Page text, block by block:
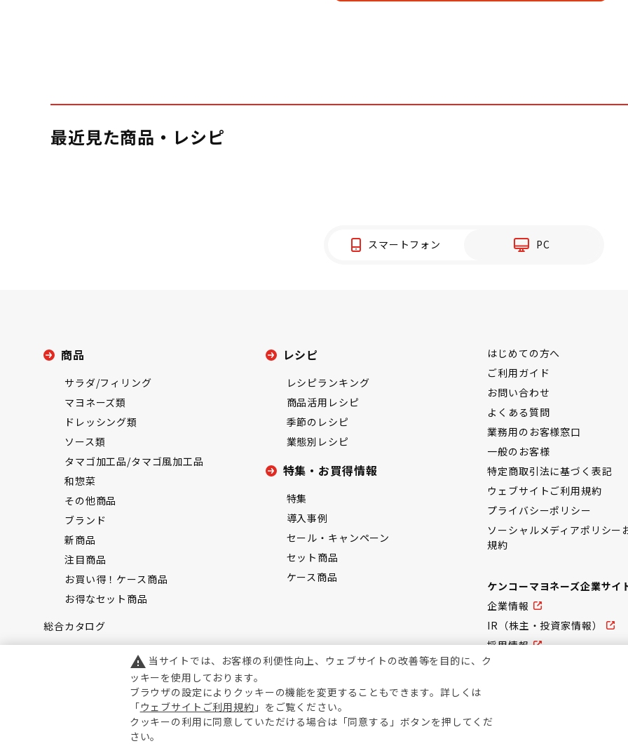
最近見た商品・レシピ
スマートフォン PC
商品
サラダ/フィリング
マヨネーズ類
ドレッシング類
ソース類
タマゴ加工品/タマゴ風加工品
和惣菜
その他商品
ブランド
新商品
注目商品
お買い得！ケース商品
お得なセット商品
総合カタログ
レシピ
レシピランキング
商品活用レシピ
季節のレシピ
業態別レシピ
特集・お買得情報
特集
導入事例
セール・キャンペーン
セット商品
ケース商品
はじめての方へ
ご利用ガイド
お問い合わせ
よくある質問
業務用のお客様窓口
一般のお客様
特定商取引法に基づく表記
ウェブサイトご利用規約
プライバシーポリシー
ソーシャルメディアポリシー
規約
ケンコーマヨネーズ企業サイ
企業情報
IR（株主・投資家情報）
採用情報
copyright KENKO Mayonnaise Co.,Ltd.All rights reserved.
warning 当サイトでは、お客様の利便性向上、ウェブサイトの改善等を目的に、ク
ッキーを使用しております。
ブラウザの設定によりクッキーの機能を変更することもできます。詳しくは
「ウェブサイトご利用規約 」をご覧ください。
クッキーの利用に同意していただける場合は「同意する」ボタンを押してくだ
さい。